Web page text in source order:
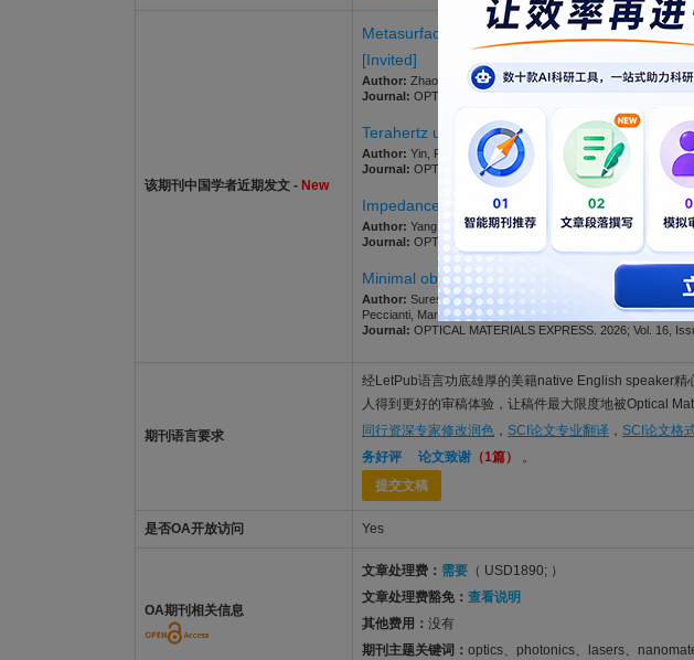
该期刊中国学者近期发文 - New
Metasurface-driven compressive
[Invited]
Author: Zhao, Mengran; Lyu, Zihan; Yurduseven, Okan
Journal: OPTICAL MATERIALS EXPRESS. 2026; Vol. 16,
Terahertz ultrawideband sensor based on a
Author: Yin, Ran; Pan, Mengya; Hong, Qiankai; Li, Yaping;
Journal: OPTICAL MATERIALS EXPRESS. 2026; Vol. 16,
Impedance-modulated holographic
Author: Yang, Jingchen; Zhang, Kuang; Yuan, Yueyi; Chen,
Journal: OPTICAL MATERIALS EXPRESS. 2026; Vol. 16,
Minimal observables for discriminating laser
Author: Suresh, Aadithya; Cutrona, Antonio; Mconnell,
Peccianti, Marco; Pasquazi, Alessia
Journal: OPTICAL MATERIALS EXPRESS. 2026; Vol. 16,
期刊语言要求
经LetPub语言功底雄厚的美籍native English speaker
人得到更好的审稿体验，让稿件最大限度地被Optical
同行资深专家修改润色 ， SCI论文专业翻译 ， SCI论文格
务好评
论文致谢 （1篇）
。
提交文稿
是否OA开放访问 Yes
OA期刊相关信息
文章处理费： 需要 （ USD1890; ）
文章处理费豁免： 查看说明
其他费用： 没有
期刊主题关键词： optics、photonics、lasers、